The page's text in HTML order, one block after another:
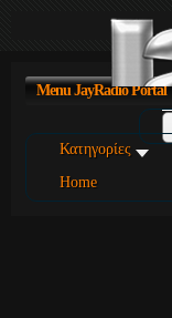
MenuJayRadio Portal
Κατηγορίες
Home